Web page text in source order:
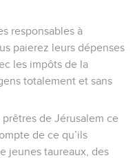
responsables à
paierez leurs dépenses
les impôts de la
totalement et sans
de Jérusalem ce
de ce qu’ils
jeunes taureaux, des